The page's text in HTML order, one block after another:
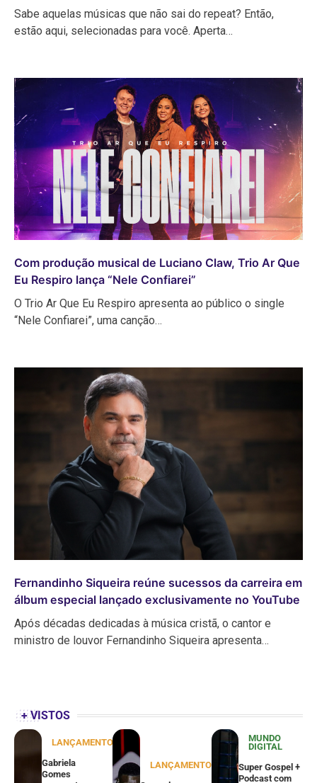
Sabe aquelas músicas que não sai do repeat? Então,
estão aqui, selecionadas para você. Aperta…
Com produção musical de Luciano Claw, Trio Ar Que
Eu Respiro lança “Nele Confiarei”
O Trio Ar Que Eu Respiro apresenta ao público o single
“Nele Confiarei”, uma canção…
Fernandinho Siqueira reúne sucessos da carreira em
álbum especial lançado exclusivamente no YouTube
Após décadas dedicadas à música cristã, o cantor e
ministro de louvor Fernandinho Siqueira apresenta…
+ VISTOS
LANÇAMENTOS
Gabriela
Gomes
LANÇAMENTOS
MUNDO
DIGITAL
Super Gospel +
Podcast com